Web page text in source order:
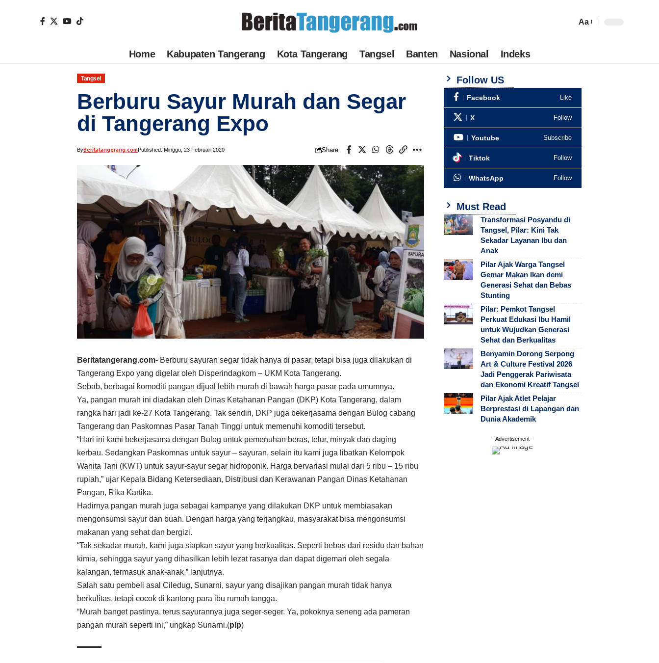
Aa
Home Kabupaten Tangerang Kota Tangerang Tangsel Banten Nasional Indeks
Tangsel
Berburu Sayur Murah dan Segar
di Tangerang Expo
ByBeritatangerang.comPublished: Minggu, 23 Februari 2020 Share
Beritatangerang.com- Berburu sayuran segar tidak hanya di pasar, tetapi bisa juga dilakukan di
Tangerang Expo yang digelar oleh Disperindagkom – UKM Kota Tangerang.
Sebab, berbagai komoditi pangan dijual lebih murah di bawah harga pasar pada umumnya.
Ya, pangan murah ini diadakan oleh Dinas Ketahanan Pangan (DKP) Kota Tangerang, dalam
rangka hari jadi ke-27 Kota Tangerang. Tak sendiri, DKP juga bekerjasama dengan Bulog cabang
Tangerang dan Paskomnas Pasar Tanah Tinggi untuk memenuhi komoditi tersebut.
“Hari ini kami bekerjasama dengan Bulog untuk pemenuhan beras, telur, minyak dan daging
kerbau. Sedangkan Paskomnas untuk sayur – sayuran, selain itu kami juga libatkan Kelompok
Wanita Tani (KWT) untuk sayur-sayur segar hidroponik. Harga bervariasi mulai dari 5 ribu – 15 ribu
rupiah,” ujar Kepala Bidang Ketersediaan, Distribusi dan Kerawanan Pangan Dinas Ketahanan
Pangan, Rika Kartika.
Hadirnya pangan murah juga sebagai kampanye yang dilakukan DKP untuk membiasakan
mengonsumsi sayur dan buah. Dengan harga yang terjangkau, masyarakat bisa mengonsumsi
makanan yang sehat dan bergizi.
“Tak sekadar murah, kami juga siapkan sayur yang berkualitas. Seperti bebas dari residu dan bahan
kimia, sehingga sayur yang dihasilkan lebih lezat rasanya dan dapat digemari oleh segala
kalangan, termasuk anak-anak,” lanjutnya.
Salah satu pembeli asal Ciledug, Sunarni, sayur yang disajikan pangan murah tidak hanya
berkulitas, tetapi cocok di kantong para ibu rumah tangga.
“Murah banget pastinya, terus sayurannya juga seger-seger. Ya, pokoknya seneng ada pameran
pangan murah seperti ini,” ungkap Sunarni.(plp)
Follow US
Facebook Like
X Follow
Youtube Subscribe
Tiktok Follow
WhatsApp Follow
Must Read
Transformasi Posyandu di
Tangsel, Pilar: Kini Tak
Sekadar Layanan Ibu dan
Anak
Pilar Ajak Warga Tangsel
Gemar Makan Ikan demi
Generasi Sehat dan Bebas
Stunting
Pilar: Pemkot Tangsel
Perkuat Edukasi Ibu Hamil
untuk Wujudkan Generasi
Sehat dan Berkualitas
Benyamin Dorong Serpong
Art & Culture Festival 2026
Jadi Penggerak Pariwisata
dan Ekonomi Kreatif Tangsel
Pilar Ajak Atlet Pelajar
Berprestasi di Lapangan dan
Dunia Akademik
- Advertisement -